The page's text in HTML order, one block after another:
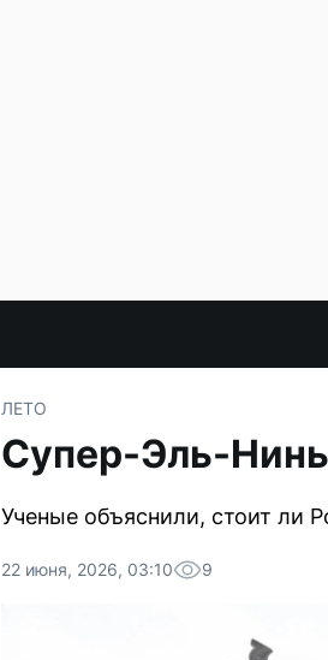
ЛЕТО
Супер-Эль-
Ученые объяснили, стоит ли
22 июня, 2026, 03:10 9